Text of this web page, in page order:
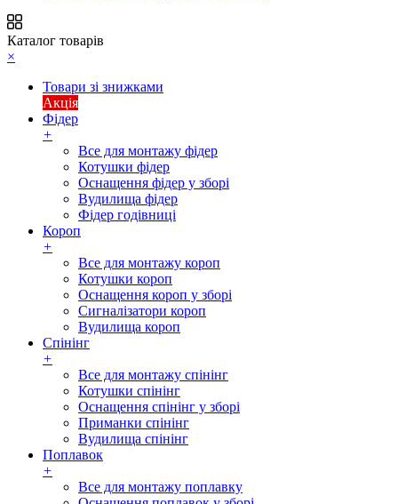
Каталог товарів
×
Товари зі знижками
Акція
Фідер
+
Все для монтажу фідер
Котушки фідер
Оснащення фідер у зборі
Вудилища фідер
Фідер годівниці
Короп
+
Все для монтажу короп
Котушки короп
Оснащення короп у зборі
Сигналізатори короп
Вудилища короп
Спінінг
+
Все для монтажу спінінг
Котушки спінінг
Оснащення спінінг у зборі
Приманки спінінг
Вудилища спінінг
Поплавок
+
Все для монтажу поплавку